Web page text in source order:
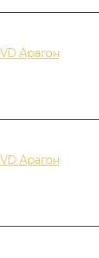
Арагон
Арагон